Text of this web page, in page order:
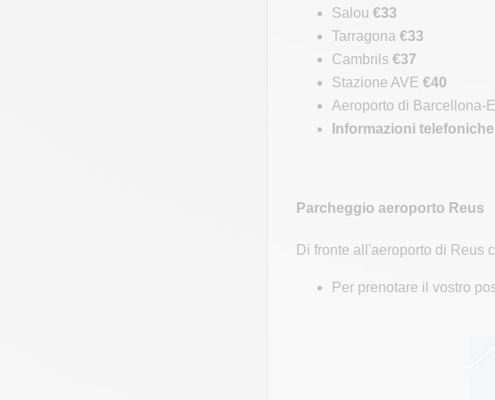
Salou €33
Tarragona €33
Cambrils €37
Stazione AVE €40
Aeroporto di Barcellona-
Informazioni
Parcheggio aeroporto Reus
Di fronte all'aeroporto di Reus
Per prenotare il vostro